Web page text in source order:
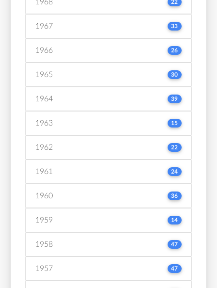
1968 22
1967 33
1966 26
1965 30
1964 39
1963 15
1962 22
1961 24
1960 36
1959 14
1958 47
1957 47